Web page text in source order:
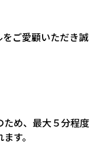
ご愛顧いただき誠
ため、最大５分程度
す。